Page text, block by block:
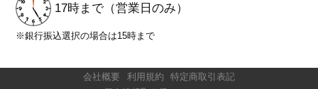
17時まで （営業日のみ）
※銀行振込選択の場合は15時まで
会社概要 利用規約
特定商取引表記